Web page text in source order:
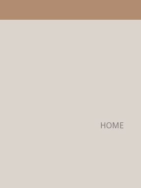
direct
HOME